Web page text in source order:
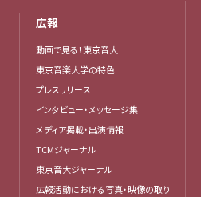
広報
動画で見る！東京音大
東京音楽大学の特色
プレスリリース
インタビュー・メッセージ集
メディア掲載・出演情報
TCMジャーナル
東京音大ジャーナル
広報活動における写真・映像の取り